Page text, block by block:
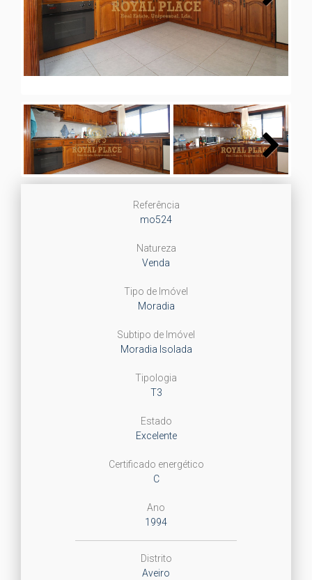
Next
Next
Referência
mo524
Natureza
Venda
Tipo de Imóvel
Moradia
Subtipo de Imóvel
Moradia Isolada
Tipologia
T3
Estado
Excelente
Certificado energético
C
Ano
1994
Distrito
Aveiro